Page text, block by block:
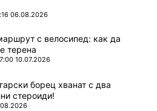
06.08.2026
с велосипед: как да
терена
10.07.2026
борец хванат с два
стероиди!